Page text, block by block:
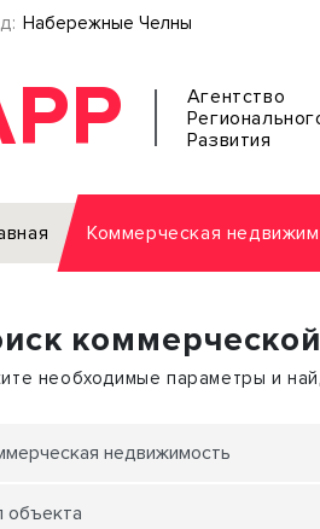
Набережные Челны
Агентство
Развития
Коммерческая
помещение
необходимые параметры и
недвижимость
объекта